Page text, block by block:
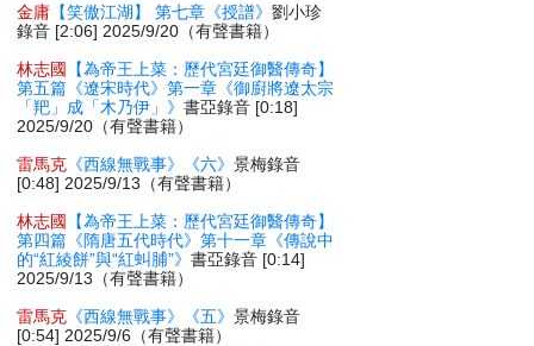
金庸 【笑傲江湖】 第七章《授譜》劉小珍
錄音 [2:06] 2025/9/20（有聲書籍）
林志國
【為帝王上菜：歷代宮廷御醫傳奇】
第五篇《遼宋時代》第一章《御廚將遼太宗
「羓」成「木乃伊」》書亞錄音 [0:18]
2025/9/20（有聲書籍）
雷馬克 《西線無戰事》《六》景梅錄音
[0:48] 2025/9/13（有聲書籍）
林志國
【為帝王上菜：歷代宮廷御醫傳奇】
第四篇《隋唐五代時代》第十一章《傳說中
的“紅綾餅”與“紅虯脯”》書亞錄音 [0:14]
2025/9/13（有聲書籍）
雷馬克 《西線無戰事》《五》景梅錄音
[0:54] 2025/9/6（有聲書籍）